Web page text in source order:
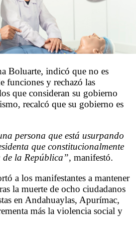
Boluarte, indicó que no es
funciones y rechazó las
que consideran su gobierno
recalcó que su gobierno es
persona que está usurpando
que constitucionalmente
de la República”, manifestó.
a los manifestantes a mantener
la muerte de ocho ciudadanos
en Andahuaylas, Apurímac,
más la violencia social y